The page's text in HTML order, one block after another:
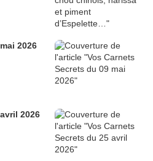
2026
2026